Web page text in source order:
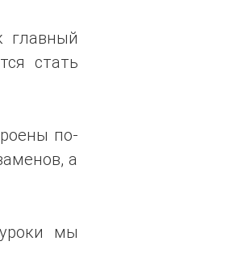
главный
стать
по-
а
мы